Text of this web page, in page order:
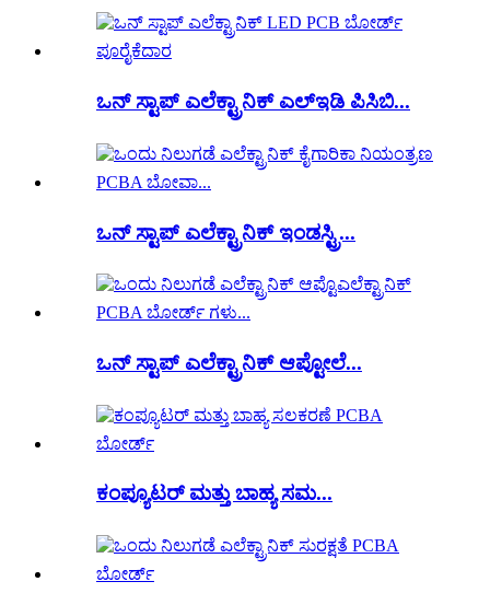
ಒನ್ ಸ್ಟಾಪ್ ಎಲೆಕ್ಟ್ರಾನಿಕ್ ಎಲ್ಇಡಿ ಪಿಸಿಬಿ...
ಒನ್ ಸ್ಟಾಪ್ ಎಲೆಕ್ಟ್ರಾನಿಕ್ ಇಂಡಸ್ಟ್ರಿ...
ಒನ್ ಸ್ಟಾಪ್ ಎಲೆಕ್ಟ್ರಾನಿಕ್ ಆಪ್ಟೋಲೆ...
ಕಂಪ್ಯೂಟರ್ ಮತ್ತು ಬಾಹ್ಯ ಸಮ...